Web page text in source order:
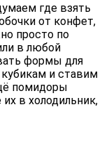
где взять
от конфет,
просто по
в любой
формы для
и ставим
помидоры
в холодильник,